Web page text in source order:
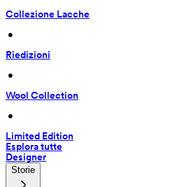
Collezione Lacche
•
Riedizioni
•
Wool Collection
•
Limited Edition
Esplora tutte
Designer
Storie